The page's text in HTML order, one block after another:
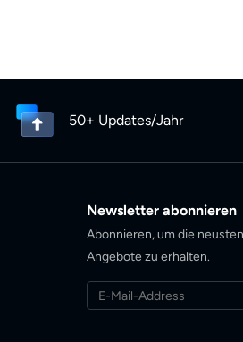
50+ Updates/Jahr
Newsletter abonnieren
Abonnieren, um die
Angebote zu erhalten.